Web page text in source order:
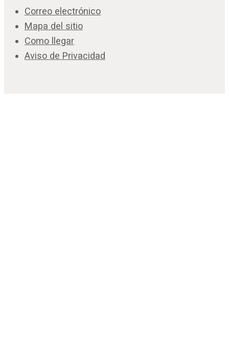
Correo electrónico
Mapa del sitio
Como llegar
Aviso de Privacidad